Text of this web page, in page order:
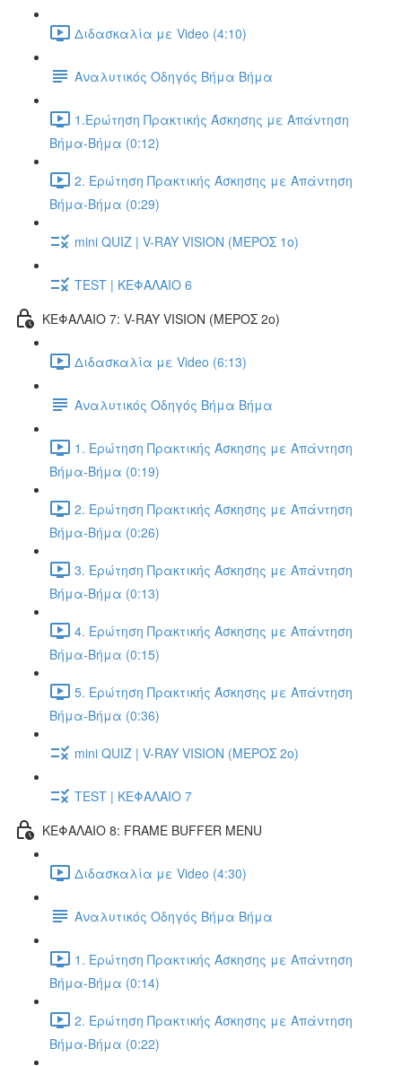
Διδασκαλία με Video (4:10)
Αναλυτικός Οδηγός Βήμα Βήμα
1.Ερώτηση Πρακτικής Άσκησης με Απάντηση
Βήμα-Βήμα (0:12)
2. Ερώτηση Πρακτικής Άσκησης με Απάντηση
Βήμα-Βήμα (0:29)
mini QUIZ | V-RAY VISION (ΜΕΡΟΣ 1ο)
TEST | ΚΕΦΑΛΑΙΟ 6
ΚΕΦΑΛΑΙΟ 7: V-RAY VISION (ΜΕΡΟΣ 2ο)
Διδασκαλία με Video (6:13)
Αναλυτικός Οδηγός Βήμα Βήμα
1. Ερώτηση Πρακτικής Άσκησης με Απάντηση
Βήμα-Βήμα (0:19)
2. Ερώτηση Πρακτικής Άσκησης με Απάντηση
Βήμα-Βήμα (0:26)
3. Ερώτηση Πρακτικής Άσκησης με Απάντηση
Βήμα-Βήμα (0:13)
4. Ερώτηση Πρακτικής Άσκησης με Απάντηση
Βήμα-Βήμα (0:15)
5. Ερώτηση Πρακτικής Άσκησης με Απάντηση
Βήμα-Βήμα (0:36)
mini QUIZ | V-RAY VISION (ΜΕΡΟΣ 2ο)
TEST | ΚΕΦΑΛΑΙΟ 7
ΚΕΦΑΛΑΙΟ 8: FRAME BUFFER MENU
Διδασκαλία με Video (4:30)
Αναλυτικός Οδηγός Βήμα Βήμα
1. Ερώτηση Πρακτικής Άσκησης με Απάντηση
Βήμα-Βήμα (0:14)
2. Ερώτηση Πρακτικής Άσκησης με Απάντηση
Βήμα-Βήμα (0:22)